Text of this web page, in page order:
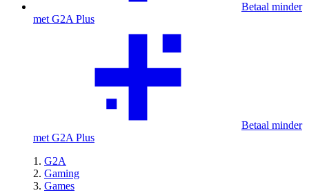
Betaal minder
met G2A Plus
Betaal minder
met G2A Plus
G2A
Gaming
Games